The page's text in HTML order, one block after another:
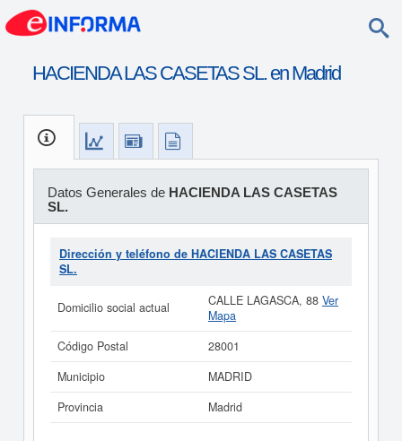
HACIENDA LAS CASETAS SL. en Madrid
Datos Generales de HACIENDA LAS CASETAS
SL.
Dirección y teléfono de HACIENDA LAS CASETAS
SL.
Domicilio social actual CALLE LAGASCA, 88 Ver
Mapa
Código Postal
28001
Municipio
MADRID
Provincia
Madrid